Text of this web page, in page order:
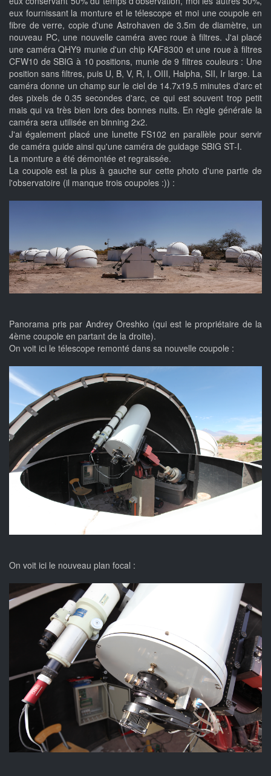
eux fournissant la monture et le télescope et moi une coupole en
fibre de verre, copie d'une Astrohaven de 3.5m de diamètre, un
nouveau PC, une nouvelle caméra avec roue à filtres. J'ai placé
une caméra QHY9 munie d'un chip KAF8300 et une roue à filtres
CFW10 de SBIG à 10 positions, munie de 9 filtres couleurs : Une
position sans filtres, puis U, B, V, R, I, OIII, Halpha, SII, Ir large. La
caméra donne un champ sur le ciel de 14.7x19.5 minutes d'arc et
des pixels de 0.35 secondes d'arc, ce qui est souvent trop petit
mais qui va très bien lors des bonnes nuits. En règle générale la
caméra sera utilisée en binning 2x2.
J'ai également placé une lunette FS102 en parallèle pour servir
de caméra guide ainsi qu'une caméra de guidage SBIG ST-I.
La monture a été démontée et regraissée.
La coupole est la plus à gauche sur cette photo d'une partie de
l'observatoire (il manque trois coupoles :)) :
Panorama pris par Andrey Oreshko (qui est le propriétaire de la
4ème coupole en partant de la droite).
On voit ici le télescope remonté dans sa nouvelle coupole :
On voit ici le nouveau plan focal :